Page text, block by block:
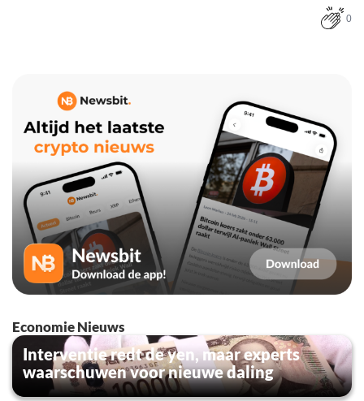
0
Economie Nieuws
Interventie redt de yen, maar experts
waarschuwen voor nieuwe daling